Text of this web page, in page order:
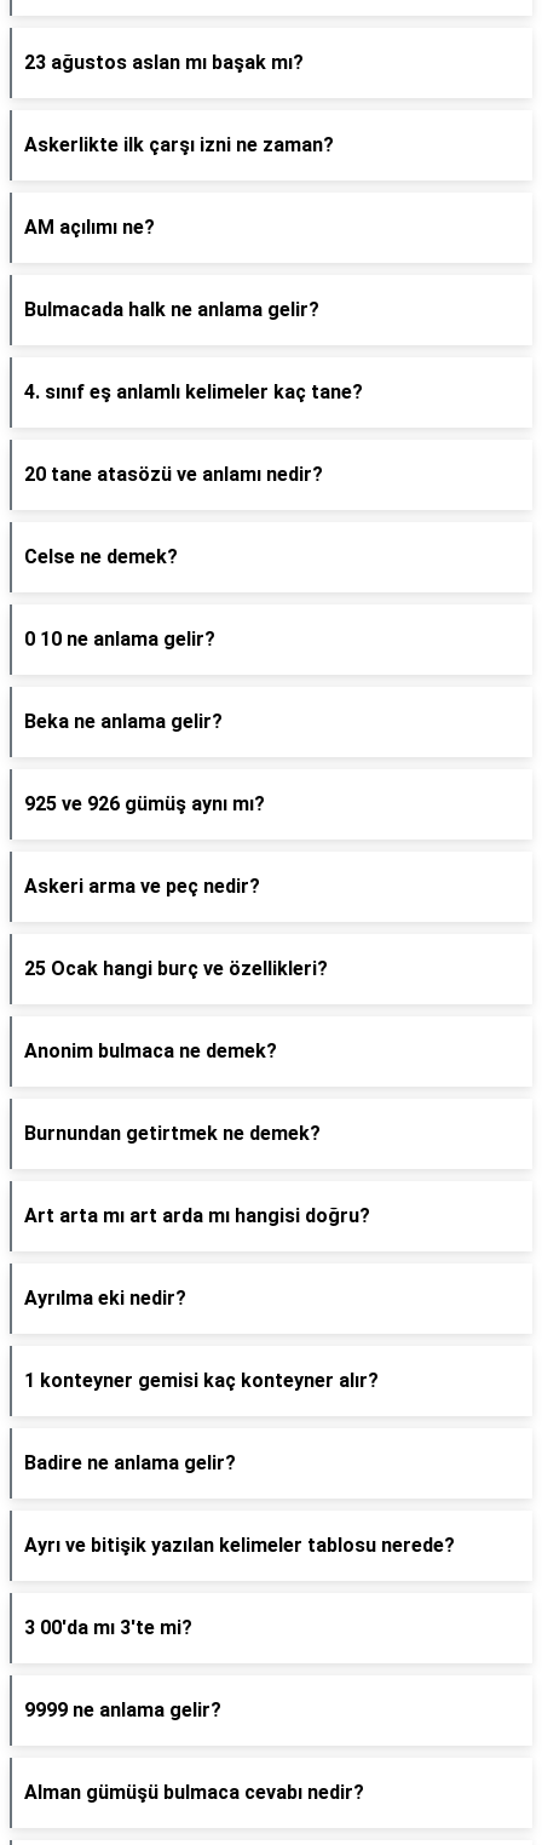
23 ağustos aslan mı başak mı?
Askerlikte ilk çarşı izni ne zaman?
AM açılımı ne?
Bulmacada halk ne anlama gelir?
4. sınıf eş anlamlı kelimeler kaç tane?
20 tane atasözü ve anlamı nedir?
Celse ne demek?
0 10 ne anlama gelir?
Beka ne anlama gelir?
925 ve 926 gümüş aynı mı?
Askeri arma ve peç nedir?
25 Ocak hangi burç ve özellikleri?
Anonim bulmaca ne demek?
Burnundan getirtmek ne demek?
Art arta mı art arda mı hangisi doğru?
Ayrılma eki nedir?
1 konteyner gemisi kaç konteyner alır?
Badire ne anlama gelir?
Ayrı ve bitişik yazılan kelimeler tablosu nerede?
3 00'da mı 3'te mi?
9999 ne anlama gelir?
Alman gümüşü bulmaca cevabı nedir?